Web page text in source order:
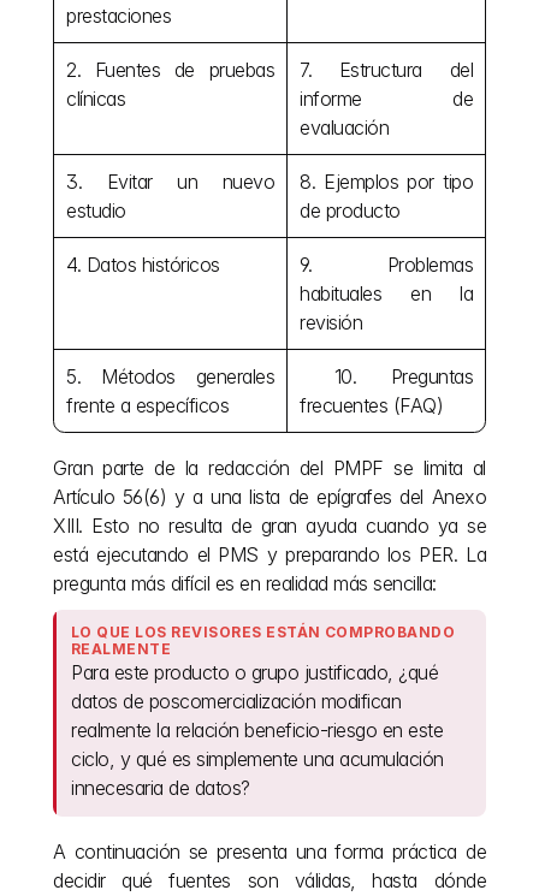
prestaciones
2. Fuentes de pruebas
clínicas
7. Estructura del
informe de
evaluación
3. Evitar un nuevo
estudio
8. Ejemplos por tipo
de producto
4. Datos históricos
9. Problemas
habituales en la
revisión
5. Métodos generales
frente a específicos
frecuentes (FAQ)
Gran parte de la redacción del PMPF se limita al
Artículo 56(6) y a una lista de epígrafes del Anexo
XIII. Esto no resulta de gran ayuda cuando ya se
está ejecutando el PMS y preparando los PER. La
pregunta más difícil es en realidad más sencilla:
LO QUE LOS REVISORES ESTÁN COMPROBANDO
REALMENTE
Para este producto o grupo justificado, ¿qué
datos de poscomercialización modifican
realmente la relación beneficio-riesgo en este
ciclo, y qué es simplemente una acumulación
innecesaria de datos?
A continuación se presenta una forma práctica de
decidir qué fuentes son válidas, hasta dónde